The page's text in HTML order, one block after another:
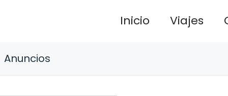
Inicio Viajes
Anuncios